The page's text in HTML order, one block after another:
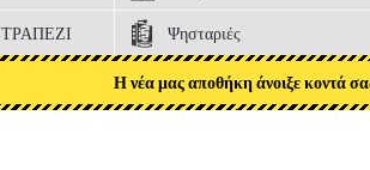
Ψησταριές
Η νέα μας αποθήκη άνοιξε κοντά